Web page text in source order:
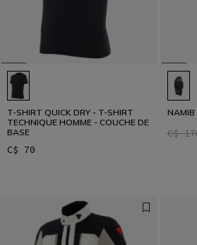
T-SHIRT QUICK DRY - T-SHIRT
TECHNIQUE HOMME - COUCHE DE
BASE
C$ 70
NAMIB
C$